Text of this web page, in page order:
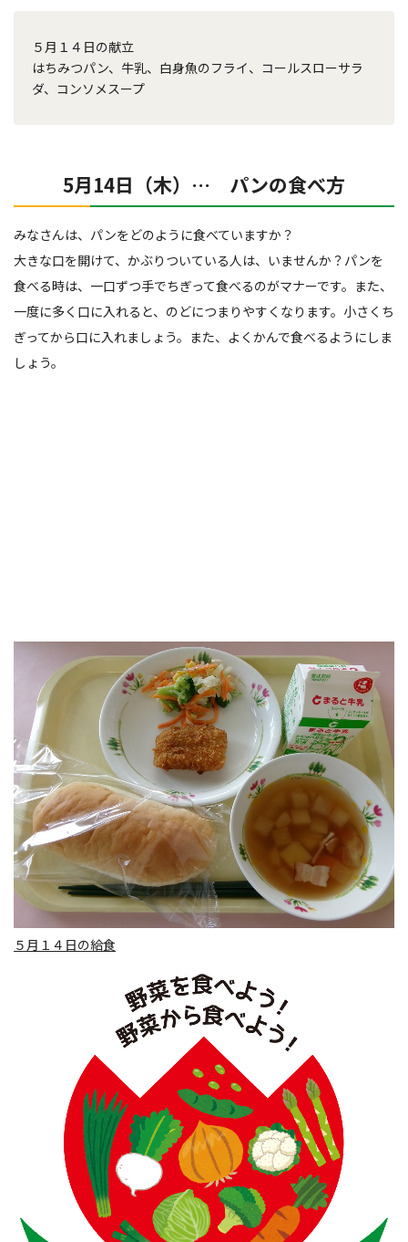
５月１４日の献立
はちみつパン、牛乳、白身魚のフライ、コールスローサラ
ダ、コンソメスープ
5月14日（木）… パンの食べ方
みなさんは、パンをどのように食べていますか？
大きな口を開けて、かぶりついている人は、いませんか？パンを
食べる時は、一口ずつ手でちぎって食べるのがマナーです。また、
一度に多く口に入れると、のどにつまりやすくなります。小さくち
ぎってから口に入れましょう。また、よくかんで食べるようにしま
しょう。
５月１４日の給食